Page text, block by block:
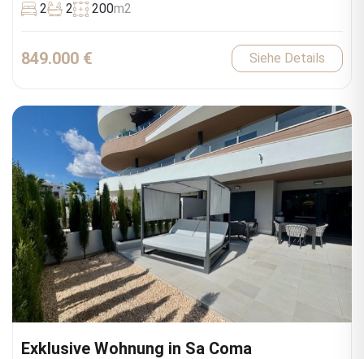
2 2 200m2
849.000 € Siehe Details
Exklusive Wohnung in Sa Coma